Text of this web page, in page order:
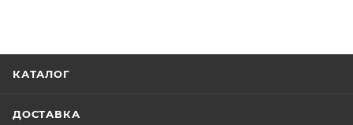
КАТАЛОГ
ДОСТАВКА